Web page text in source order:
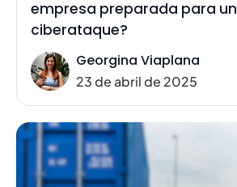
empresa preparada para un
ciberataque?
Georgina Viaplana
23 de abril de 2025